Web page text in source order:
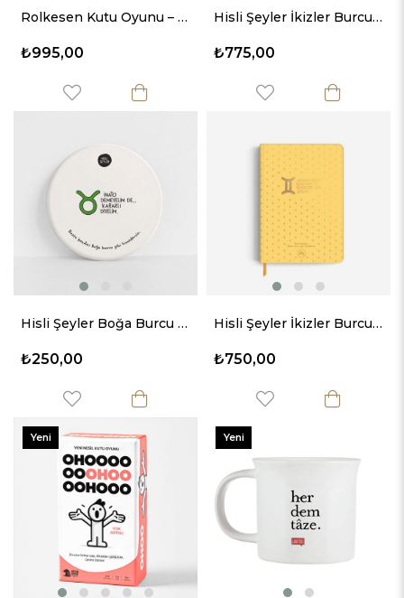
Rolkesen Kutu Oyunu – Kahkaha Garantili Anlar
₺995,00
Hisli Şeyler İkizler Burcu Cam Kupa
₺775,00
Hisli Şeyler Boğa Burcu Taş Bardak Altlığı
₺250,00
Hisli Şeyler İkizler Burcu Sert Kapaklı Defter
₺750,00
Yeni
Yeni